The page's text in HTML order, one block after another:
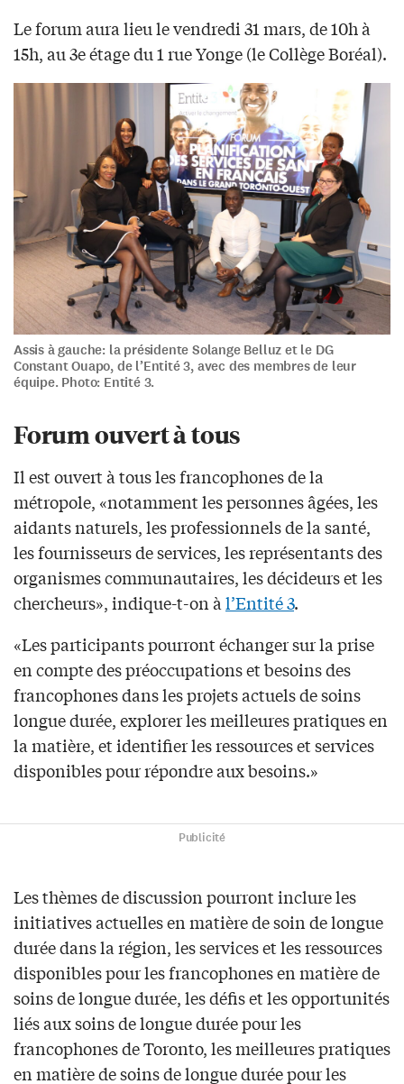
Le forum aura lieu le vendredi 31 mars, de 10h à
15h, au 3e étage du 1 rue Yonge (le Collège Boréal).
Assis à gauche: la présidente Solange Belluz et le DG
Constant Ouapo, de l’Entité 3, avec des membres de leur
équipe. Photo: Entité 3.
Forum ouvert à tous
Il est ouvert à tous les francophones de la
métropole, «notamment les personnes âgées, les
aidants naturels, les professionnels de la santé,
les fournisseurs de services, les représentants des
organismes communautaires, les décideurs et les
chercheurs», indique-t-on à l’Entité 3.
«Les participants pourront échanger sur la prise
en compte des préoccupations et besoins des
francophones dans les projets actuels de soins
longue durée, explorer les meilleures pratiques en
la matière, et identifier les ressources et services
disponibles pour répondre aux besoins.»
Publicité
Les thèmes de discussion pourront inclure les
initiatives actuelles en matière de soin de longue
durée dans la région, les services et les ressources
disponibles pour les francophones en matière de
soins de longue durée, les défis et les opportunités
liés aux soins de longue durée pour les
francophones de Toronto, les meilleures pratiques
en matière de soins de longue durée pour les